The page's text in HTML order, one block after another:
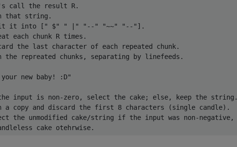
call the result R.
that string.
it into [" $" " |" "--" "~~" "--"].
chunk R times.
the last character of each repeated chunk.
repreated chunks, separating by linefeeds.
new baby! :D"
is non-zero, select the cake; else, keep the string.
a copy and discard the first 8 characters (single candle).
unmodified cake/string if the input was non-negative,